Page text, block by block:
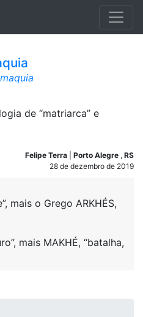
de “matriarca” e
Felipe Terra Porto Alegre , RS
28 de dezembro de 2019
mais o Grego ARKHÉS,
mais MAKHÉ, “batalha,